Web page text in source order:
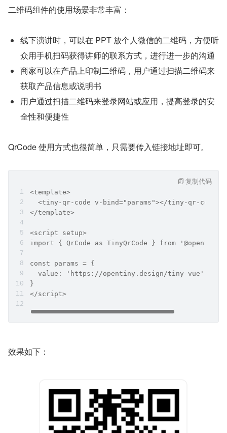
二维码组件的使用场景非常丰富：
线下演讲时，可以在 PPT 放个人微信的二维码，方便听
众用手机扫码获得讲师的联系方式，进行进一步的沟通
商家可以在产品上印制二维码，用户通过扫描二维码来
获取产品信息或说明书
用户通过扫描二维码来登录网站或应用，提高登录的安
全性和便捷性
QrCode 使用方式也很简单，只需要传入链接地址即可。
<template>
  <tiny-qr-code v-bind="params"></tiny-qr-code>
</template>
<script setup>
import { QrCode as TinyQrCode } from '@opentiny/
const params = {
  value: 'https://opentiny.design/tiny-vue'
}
</script>
复制代码
效果如下：